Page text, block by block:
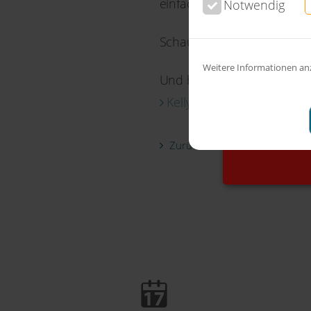
Notwendig
Weitere Informationen
Schauen Sie doch mal
Und hier können Sie
Kelly-Osbourne
Zurück zu Alle News